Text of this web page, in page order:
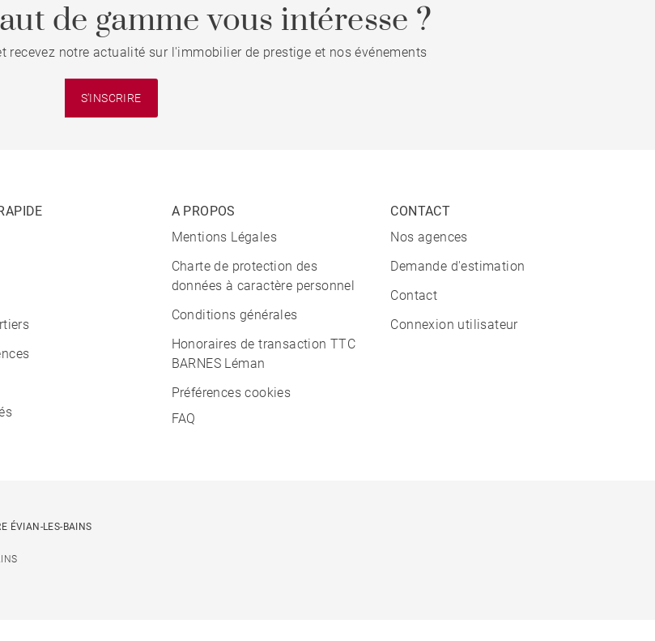
de gamme vous intéresse ?
recevez notre actualité sur l'immobilier de prestige et nos événements
S'INSCRIRE
A PROPOS
Mentions Légales
Charte de protection des
données à caractère personnel
Conditions générales
Honoraires de transaction TTC
BARNES Léman
Préférences cookies
FAQ
CONTACT
Nos agences
Demande d'estimation
Contact
Connexion utilisateur
ÉVIAN-LES-BAINS